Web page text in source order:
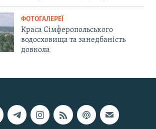
ФОТОГАЛЕРЕЇ
Краса Сімферопольського
водосховища та занедбаність
довкола